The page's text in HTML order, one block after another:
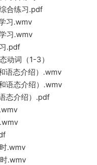
合练习.pdf
习.wmv
习.wmv
.pdf
动词（1-3）
语态介绍）.wmv
语态介绍）.wmv
态介绍）.pdf
.wmv
.wmv